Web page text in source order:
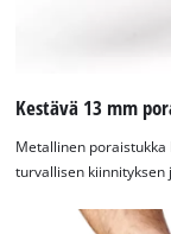
Kestävä 13 mm
Metallinen
turvallisen kiinnityksen